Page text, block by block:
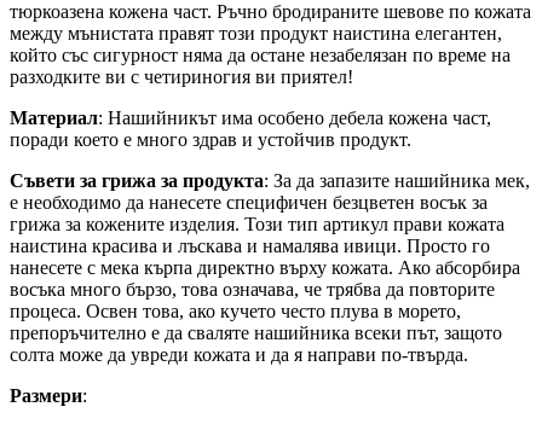
тюркоазена кожена част. Ръчно бродираните шевове по кожата
между мънистата правят този продукт наистина елегантен,
който със сигурност няма да остане незабелязан по време на
разходките ви с четириногия ви приятел!
Материал: Нашийникът има особено дебела кожена част,
поради което е много здрав и устойчив продукт.
Съвети за грижа за продукта: За да запазите нашийника мек,
е необходимо да нанесете специфичен безцветен восък за
грижа за кожените изделия. Този тип артикул прави кожата
наистина красива и лъскава и намалява ивици. Просто го
нанесете с мека кърпа директно върху кожата. Ако абсорбира
восъка много бързо, това означава, че трябва да повторите
процеса. Освен това, ако кучето често плува в морето,
препоръчително е да сваляте нашийника всеки път, защото
солта може да увреди кожата и да я направи по-твърда.
Размери: